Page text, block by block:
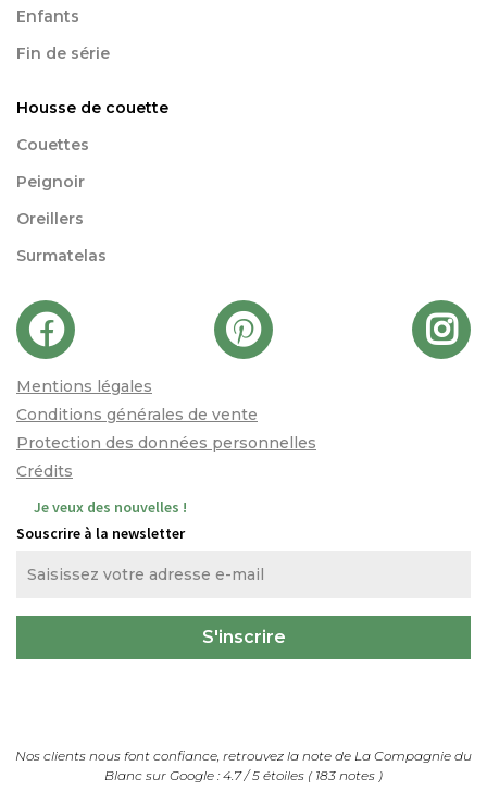
Enfants
Fin de série
Housse de couette
Couettes
Peignoir
Oreillers
Surmatelas
Mentions légales
Conditions générales de vente
Protection des données personnelles
Crédits
Je veux des nouvelles !
Souscrire à la newsletter
Nos clients nous font confiance, retrouvez la note de La Compagnie du
Blanc sur Google : 4.7/5 étoiles ( 183 notes )